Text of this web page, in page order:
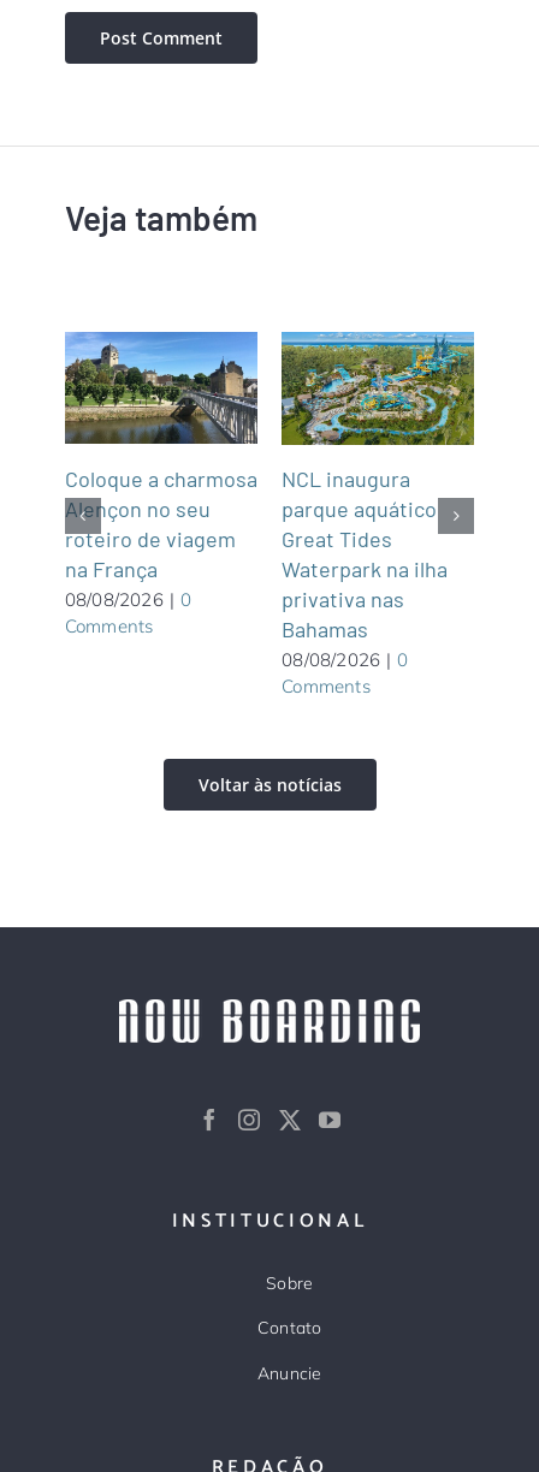
Veja também
Coloque a charmosa
Alençon no seu
roteiro de viagem
na França
08/08/2026 | 0
Comments
NCL inaugura
parque aquático
Great Tides
Waterpark na ilha
privativa nas
Bahamas
08/08/2026 | 0
Comments
Voltar às notícias
INSTITUCIONAL
Sobre
Contato
Anuncie